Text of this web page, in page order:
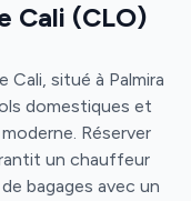
Cali (CLO)
situé à Palmira
domestiques et
Réserver
un chauffeur
bagages avec un